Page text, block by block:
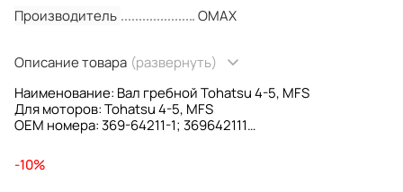
Производитель
OMAX
Описание товара (развернуть)
Наименование: Вал гребной Tohatsu 4-5, MFS
Для моторов: Tohatsu 4-5, MFS
OEM номера: 369-64211-1; 369642111
-10%